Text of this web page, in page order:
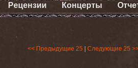
Рецензии Концерты
<< Предыдущие 25 Следующие 25